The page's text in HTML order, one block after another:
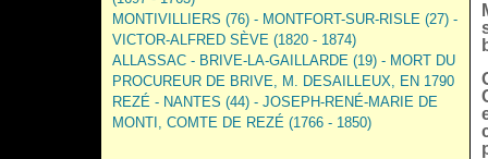
MONTIVILLIERS (76) - MONTFORT-SUR-RISLE (27) -
VICTOR-ALFRED SÈVE (1820 - 1874)
ALLASSAC - BRIVE-LA-GAILLARDE (19) - MORT DU
PROCUREUR DE BRIVE, M. DESAILLEUX, EN 1790
REZÉ - NANTES (44) - JOSEPH-RENÉ-MARIE DE
MONTI, COMTE DE REZÉ (1766 - 1850)